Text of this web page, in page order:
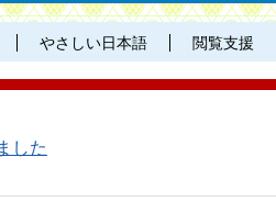
やさしい日本語 閲覧支援
した